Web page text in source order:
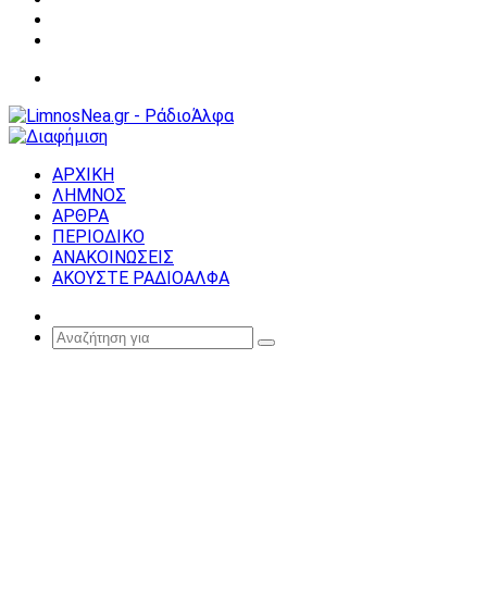
ΑΡΧΙΚΗ
ΛΗΜΝΟΣ
ΑΡΘΡΑ
ΠΕΡΙΟΔΙΚΟ
ΑΝΑΚΟΙΝΩΣΕΙΣ
ΑΚΟΥΣΤΕ ΡΑΔΙΟΑΛΦΑ
Article
Αναζήτηση